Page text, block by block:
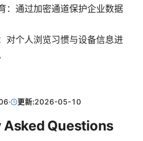
：通过加密通道保护企业数据
对个人浏览习惯与设备信息进
· 更新:2026-05-10
Questions